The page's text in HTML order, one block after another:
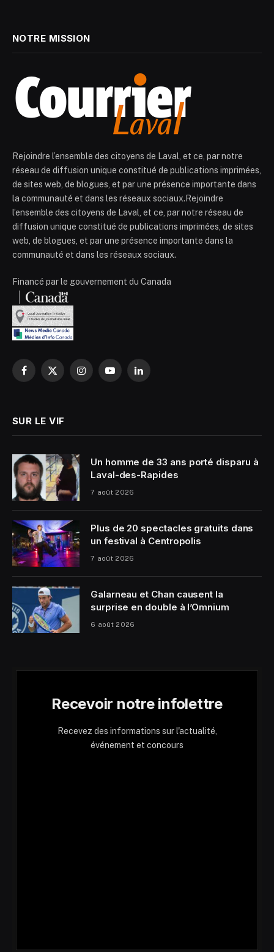
NOTRE MISSION
Rejoindre l’ensemble des citoyens de Laval, et ce, par notre
réseau de diffusion unique constitué de publications imprimées,
de sites web, de blogues, et par une présence importante dans
la communauté et dans les réseaux sociaux.Rejoindre
l’ensemble des citoyens de Laval, et ce, par notre réseau de
diffusion unique constitué de publications imprimées, de sites
web, de blogues, et par une présence importante dans la
communauté et dans les réseaux sociaux.
Financé par le gouvernement du Canada
Facebook
X
InstagramYouTubeLinkedIn
SUR LE VIF
Un homme de 33 ans porté disparu à
Laval-des-Rapides
7 août 2026
Plus de 20 spectacles gratuits dans
un festival à Centropolis
7 août 2026
Galarneau et Chan causent la
surprise en double à l’Omnium
6 août 2026
Recevoir notre infolettre
Recevez des informations sur l'actualité,
événement et concours